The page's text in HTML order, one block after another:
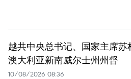
越共中央总书记、国家主席苏
澳大利亚新南威尔士州州督
10/08/2026 08:36